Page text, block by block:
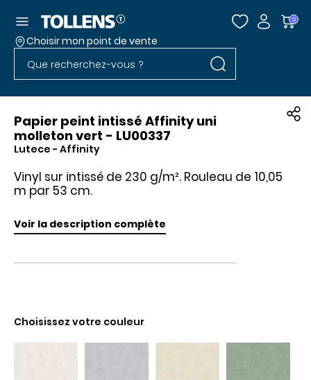
0
Passer la liste des magasins et aller au pied
Choisir mon point de vente
Rechercher dans le site Rechercher
Accéder au menu
Papier peint intissé Affinity uni
molleton vert - LU00337
Lutece - Affinity
Vinyl sur intissé de 230 g/m². Rouleau de 10,05
m par 53 cm.
Voir la description complète
Choisissez votre couleur